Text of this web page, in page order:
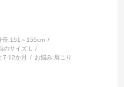
長:151～155cm
のサイズ:L
:7-12か月 お悩み:肩こり